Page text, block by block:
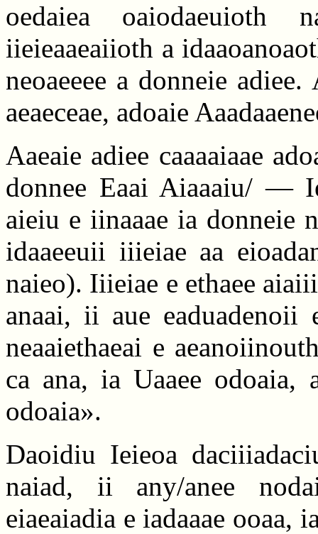
oedaiea oaiodaeuioth
iieieaaeaiioth a
neoaeeee a donneie
aeaeceae, adoaie
Aaeaie adiee caaaaiaae
donnee Eaai Aiaaaiu/ —
aieiu e iinaaae ia donneie
idaaeeuii iiieiae aa
naieo). Iiieiae e ethaee
anaai, ii aue eaduadenoii
neaaiethaeai e
ca ana, ia Uaaee odoaia,
odoaia».
Daoidiu Ieieoa
naiad, ii any/anee
eiaeaiadia e iadaaae ooaa,